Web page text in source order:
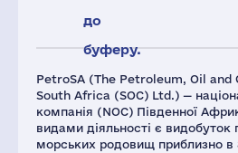
PetroSA (The Petroleum, Oil and
South Africa (SOC) Ltd.) —
компанія (NOC) Південної
видами діяльності є видобуток
морських родовищ приблизно в
до
буферу.